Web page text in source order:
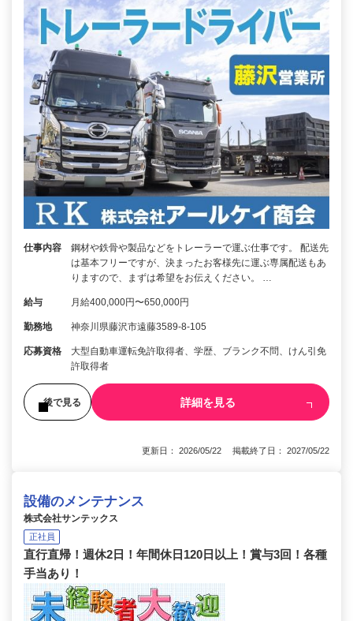
仕事内容
鋼材や鉄骨や製品などをトレーラーで運ぶ仕事です。 配送先
は基本フリーですが、決まったお客様先に運ぶ専属配送もあ
りますので、まずは希望をお伝えください。 …
給与 月給400,000円〜650,000円
勤務地 神奈川県藤沢市遠藤3589-8-105
応募資格
大型自動車運転免許取得者、学歴、ブランク不問、けん引免
許取得者
後で見る 詳細を見る
更新日： 2026/05/22 掲載終了日： 2027/05/22
設備のメンテナンス
株式会社サンテックス
正社員
直行直帰！週休2日！年間休日120日以上！賞与3回！各種
手当あり！